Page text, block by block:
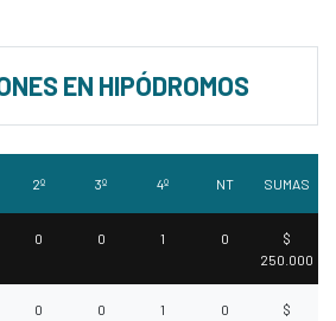
EN HIPÓDROMOS
2º 3º 4º NT SUMAS
0 0 1 0
$
250.000
0 0 1 0
$